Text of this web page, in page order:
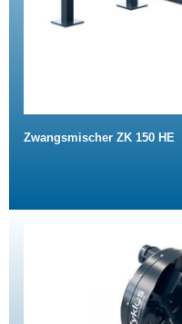
Zwangsmischer ZK 150 HE